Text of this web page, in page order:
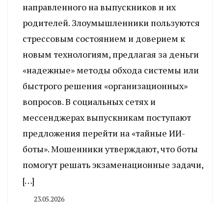
направленного на выпускников и их
родителей. Злоумышленники пользуются
стрессовым состоянием и доверием к
новым технологиям, предлагая за деньги
«надежные» методы обхода системы или
быстрого решения «организационных»
вопросов. В социальных сетях и
мессенджерах выпускникам поступают
предложения перейти на «тайные ИИ-
боты». Мошенники утверждают, что боты
помогут решать экзаменационные задачи,
[…]
23.05.2026